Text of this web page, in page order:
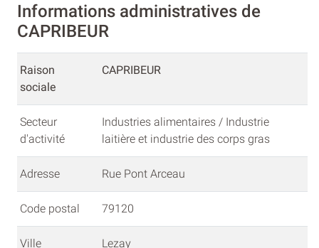
Informations administratives de
CAPRIBEUR
Raison
sociale
CAPRIBEUR
Secteur
d'activité
Industries alimentaires / Industrie
laitière et industrie des corps gras
Adresse Rue Pont Arceau
Code postal 79120
Ville Lezay